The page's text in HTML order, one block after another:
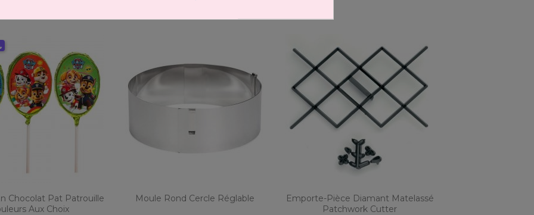
ont également acheté...
Chocolat Pat Patrouille
Aux Choix
Moule Rond Cercle Réglable
Emporte-Pièce Diamant Matelassé
Patchwork Cutter